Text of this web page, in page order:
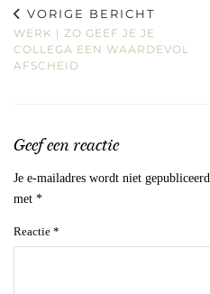
VORIGE BERICHT
WERK | ZO GEEF JE JE
COLLEGA EEN WAARDEVOL
AFSCHEID
Geef een reactie
Je e-mailadres wordt niet gepubliceerd.
met *
Reactie *